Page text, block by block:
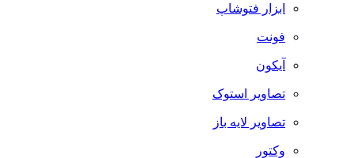
ابزار فتوشاپ
فونت
آیکون
تصاویر استوک
تصاویر لایه باز
وکتور